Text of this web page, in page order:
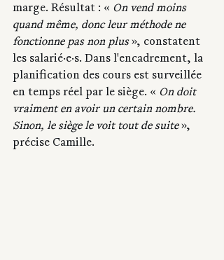
marge. Résultat : « On vend moins
quand même, donc leur méthode ne
fonctionne pas non plus », constatent
les salarié·e·s. Dans l'encadrement, la
planification des cours est surveillée
en temps réel par le siège. « On doit
vraiment en avoir un certain nombre.
Sinon, le siège le voit tout de suite »,
précise Camille.